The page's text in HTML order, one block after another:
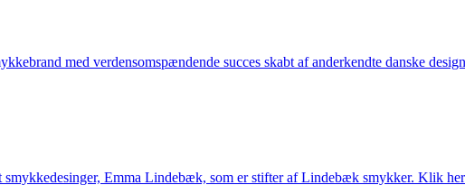
med verdensomspændende succes skabt af anderkendte danske
Emma Lindebæk, som er stifter af Lindebæk smykker. Klik her